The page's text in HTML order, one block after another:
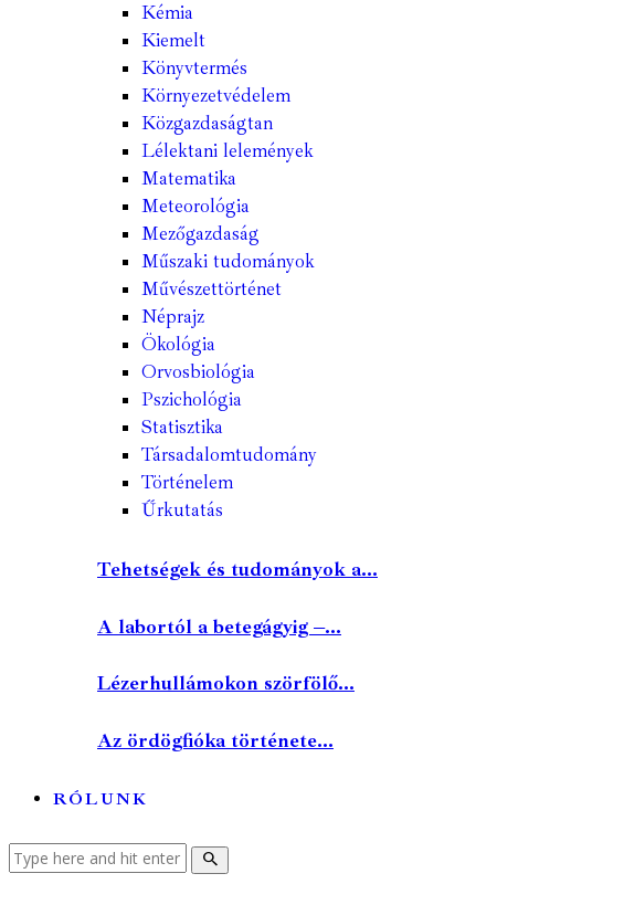
Kémia
Kiemelt
Könyvtermés
Környezetvédelem
Közgazdaságtan
Lélektani lelemények
Matematika
Meteorológia
Mezőgazdaság
Műszaki tudományok
Művészettörténet
Néprajz
Ökológia
Orvosbiológia
Pszichológia
Statisztika
Társadalomtudomány
Történelem
Űrkutatás
Tehetségek és tudományok a...
A labortól a betegágyig –...
Lézerhullámokon szörfölő...
Az ördögfióka története...
RÓLUNK